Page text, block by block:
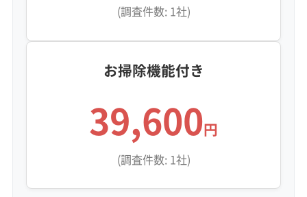
(調査件数: 1社)
お掃除機能付き
39,600円
(調査件数: 1社)